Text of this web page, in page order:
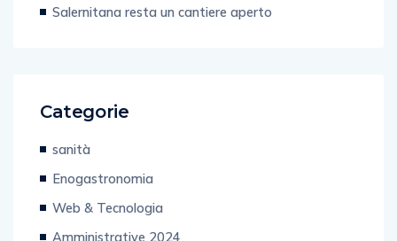
Salernitana resta un cantiere aperto
Categorie
sanità
Enogastronomia
Web & Tecnologia
Amministrative 2024